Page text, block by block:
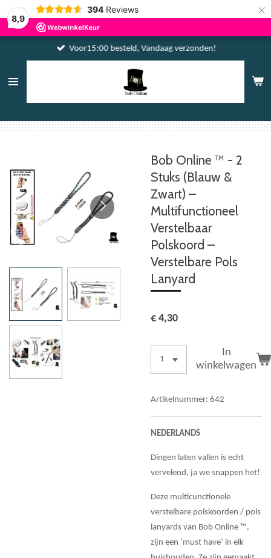
8,9
394 Reviews ×
Voor15:00 besteld, Vandaag verzonden!
Bob Online ™ - 2
Stuks (Blauw &
Zwart) –
Multifunctioneel
Verstelbaar
Polskoord –
Verstelbare Pols
Lanyard
€ 4,30
In
winkelwagen
Artikelnummer: 642
NEDERLANDS
Dingen laten vallen is echt
vervelend, ja we snappen het!
Deze multicunctionele
verstelbare polskoorden / pols
lanyards van Bob Online ™,
zijn een ‘must have’ in elk